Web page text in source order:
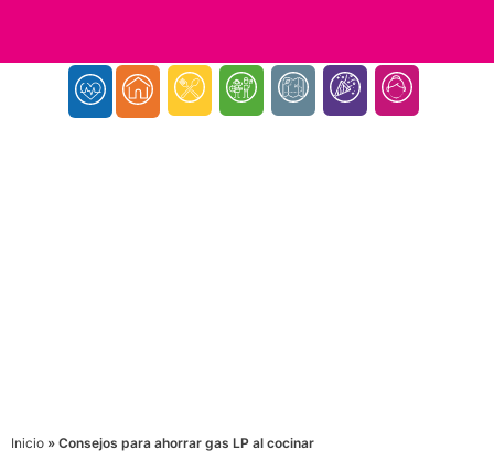
Inicio » Consejos para ahorrar gas LP al cocinar